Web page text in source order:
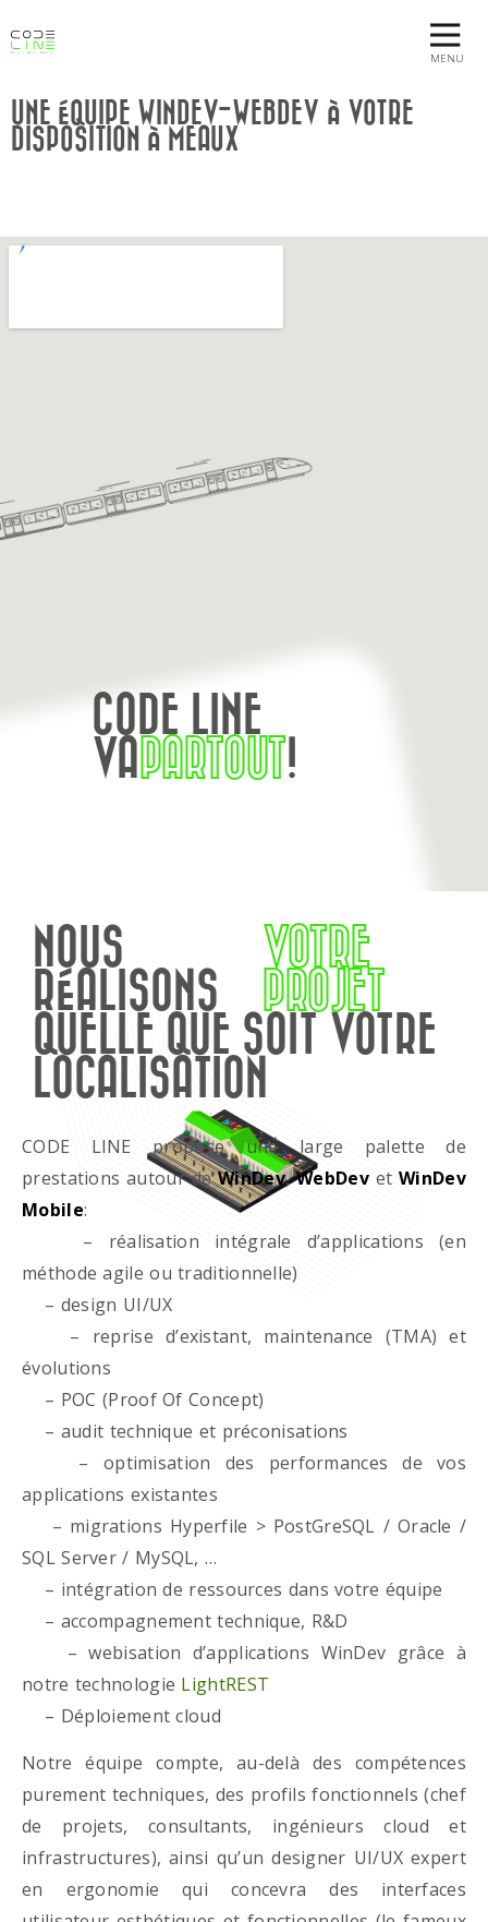
MENU
UNE ÉQUIPE WINDEV-WEBDEV À VOTRE
DISPOSITION À MEAUX
CODE LINE
VAPARTOUT!
NOUS
RÉALISONS
VOTRE
PROJET
QUELLE QUE SOIT VOTRE
LOCALISATION
CODE LINE propose une large palette de
prestations autour deWinDev,WebDevet WinDev
Mobile:
– réalisation intégrale d’applications (en
méthode agile ou traditionnelle)
– design UI/UX
– reprise d’existant, maintenance (TMA) et
évolutions
– POC (Proof Of Concept)
– audit technique et préconisations
– optimisation des performances de vos
applications existantes
– migrations Hyperfile > PostGreSQL / Oracle /
SQL Server / MySQL, …
– intégration de ressources dans votre équipe
– accompagnement technique, R&D
– webisation d’applications WinDev grâce à
notre technologie LightREST
– Déploiement cloud
Notre équipe compte, au-delà des compétences
purement techniques, des profils fonctionnels (chef
de projets, consultants, ingénieurs cloud et
infrastructures), ainsi qu’un designer UI/UX expert
en ergonomie qui concevra des interfaces